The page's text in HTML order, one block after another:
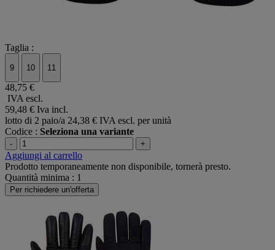
Taglia :
9 10 11
48,75 €
IVA escl.
59,48 € Iva incl.
lotto di 2 paio/a 24,38 € IVA escl. per unità
Codice : Seleziona una variante
- +
Aggiungi al carrello
Prodotto temporaneamente non disponibile, tornerà presto.
Quantità minima : 1
Per richiedere un'offerta